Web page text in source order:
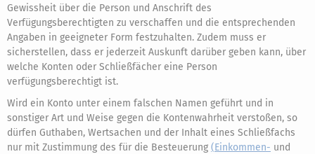
Gewissheit über die Person und Anschrift des
Verfügungsberechtigten zu verschaffen und die entsprechenden
Angaben in geeigneter Form festzuhalten. Zudem muss er
sicherstellen, dass er jederzeit Auskunft darüber geben kann, über
welche Konten oder Schließfächer eine Person
verfügungsberechtigt ist.
Wird ein Konto unter einem falschen Namen geführt und in
sonstiger Art und Weise gegen die Kontenwahrheit verstoßen, so
dürfen Guthaben, Wertsachen und der Inhalt eines Schließfachs
nur mit Zustimmung des für die Besteuerung (Einkommen- und